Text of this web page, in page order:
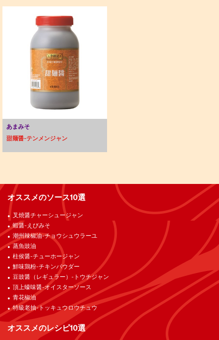
あまみそ
甜麺醤-テンメンジャン
オススメのソース10選
叉焼醤チャーシュージャン
蝦醤-えびみそ
潮州辣椒油-チョウシュウラーユ
蒸魚豉油
柱侯醤-チューホージャン
鮮味鶏粉-チキンパウダー
豆豉醤（レギュラー）-トウチジャン
頂上蠔味醤-オイスターソース
青花椒油
特級老抽-トッキュウロウチュウ
オススメのレシピ10選